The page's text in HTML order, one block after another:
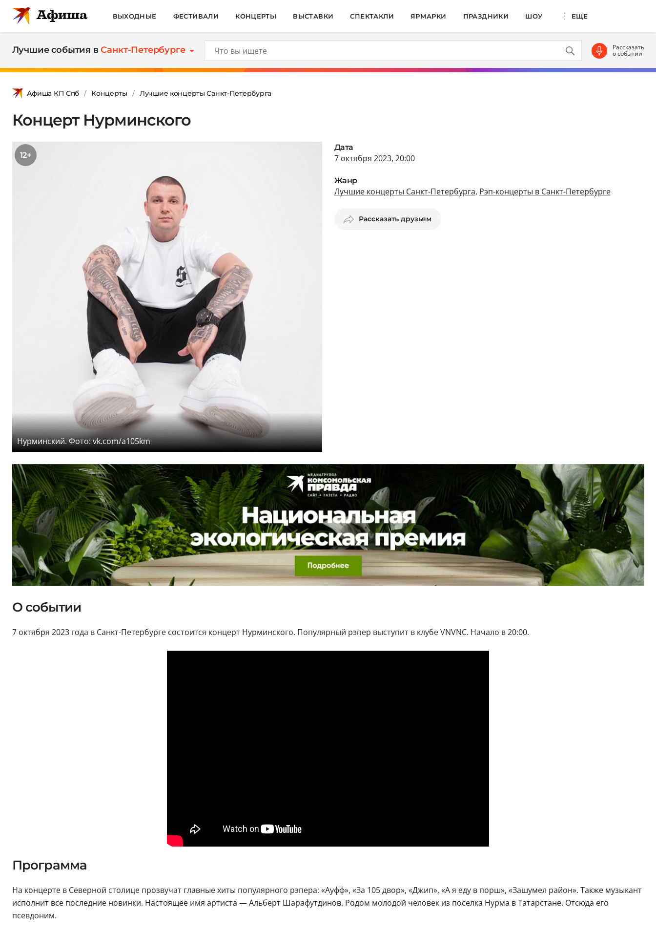
ВЫХОДНЫЕ ФЕСТИВАЛИ КОНЦЕРТЫ ВЫСТАВКИ СПЕКТАКЛИ ЯРМАРКИ ПРАЗДНИКИ ШОУ ЕЩЕ
Лучшие события вСанкт-Петербурге Рассказать
о событии
Афиша КП Спб Концерты Лучшие концерты Санкт-Петербурга
Концерт Нурминского
12+
Нурминский. Фото: vk.com/a105km
Дата
7 октября 2023, 20:00
Жанр
Лучшие концерты Санкт-Петербурга, Рэп-концерты в Санкт-Петербурге
Рассказать друзьям
О событии
7 октября 2023 года в Санкт-Петербурге состоится концерт Нурминского. Популярный рэпер выступит в клубе VNVNC. Начало в 20:00.
Программа
На концерте в Северной столице прозвучат главные хиты популярного рэпера: «Ауфф», «За 105 двор», «Джип», «А я еду в порш», «Зашумел район». Также музыкант
исполнит все последние новинки. Настоящее имя артиста — Альберт Шарафутдинов. Родом молодой человек из поселка Нурма в Татарстане. Отсюда его
псевдоним.